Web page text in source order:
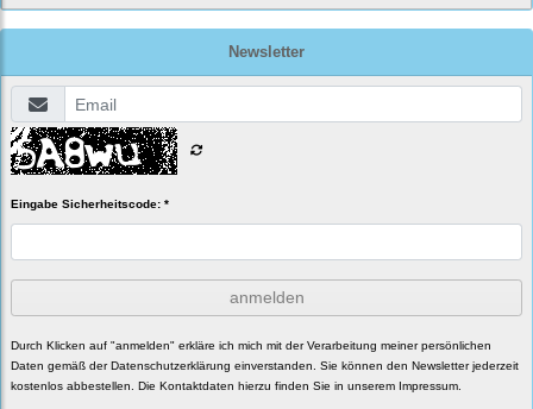
Newsletter
Eingabe Sicherheitscode: *
anmelden
Durch Klicken auf "anmelden" erkläre ich mich mit der Verarbeitung meiner persönlichen
Daten gemäß der Datenschutzerklärung einverstanden. Sie können den Newsletter jederzeit
kostenlos abbestellen. Die Kontaktdaten hierzu finden Sie in unserem Impressum.